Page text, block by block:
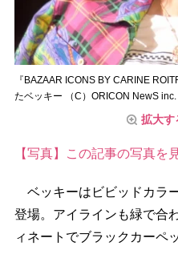
『BAZAAR ICONS BY CARINE
たベッキー （C）ORICON NewS inc.
拡大す
【写真】この記事の写真を
ベッキーはビビッドカラ
登場。アイラインも緑で合
ィネートでブラックカーペ